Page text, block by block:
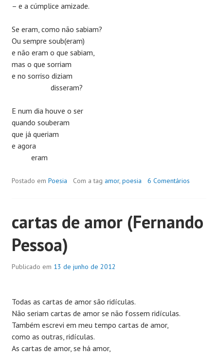
– e a cúmplice amizade.
Se eram, como não sabiam?
Ou sempre soub(eram)
e não eram o que sabiam,
mas o que sorriam
e no sorriso diziam
disseram?
E num dia houve o ser
quando souberam
que já queriam
e agora
eram
Postado em Poesia Com a tag amor, poesia 6 Comentários
cartas de amor (Fernando
Pessoa)
Publicado em 13 de junho de 2012
Todas as cartas de amor são ridículas.
Não seriam cartas de amor se não fossem ridículas.
Também escrevi em meu tempo cartas de amor,
como as outras, ridículas.
As cartas de amor, se há amor,